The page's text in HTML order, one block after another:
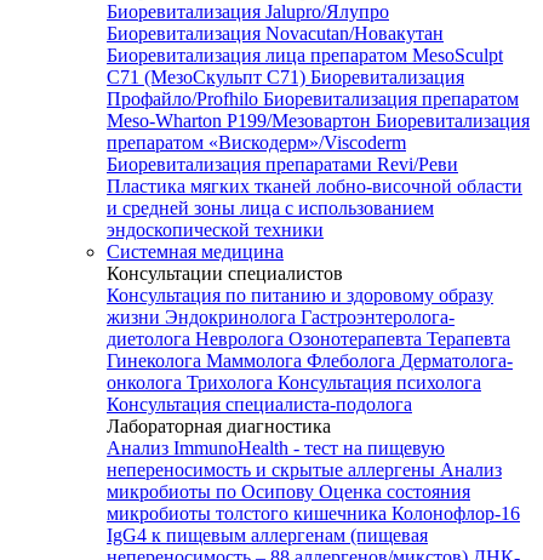
Биоревитализация Jalupro/Ялупро
Биоревитализация Novacutan/Новакутан
Биоревитализация лица препаратом MesoSculpt
C71 (МезоСкульпт С71) Биоревитализация
Профайло/Profhilo Биоревитализация препаратом
Meso-Wharton P199/Мезовартон Биоревитализация
препаратом «Вискодерм»/Viscoderm
Биоревитализация препаратами Revi/Реви
Пластика мягких тканей лобно-височной области
и средней зоны лица с использованием
эндоскопической техники
Системная медицина
Консультации специалистов
Консультация по питанию и здоровому образу
жизни Эндокринолога Гастроэнтеролога-
диетолога Невролога Озонотерапевта Терапевта
Гинеколога Маммолога Флеболога Дерматолога-
онколога Трихолога Консультация психолога
Консультация специалиста-подолога
Лабораторная диагностика
Анализ ImmunoHealth - тест на пищевую
непереносимость и скрытые аллергены Анализ
микробиоты по Осипову Оценка состояния
микробиоты толстого кишечника Колонофлор-16
IgG4 к пищевым аллергенам (пищевая